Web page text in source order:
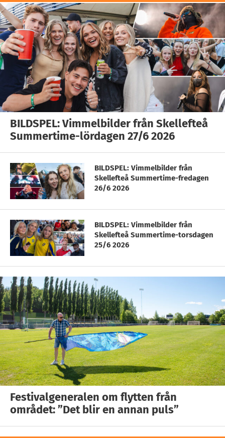
BILDSPEL: Vimmelbilder från Skellefteå
Summertime-lördagen 27/6 2026
BILDSPEL: Vimmelbilder från
Skellefteå Summertime-fredagen
26/6 2026
BILDSPEL: Vimmelbilder från
Skellefteå Summertime-torsdagen
25/6 2026
Festivalgeneralen om flytten från
området: ”Det blir en annan puls”